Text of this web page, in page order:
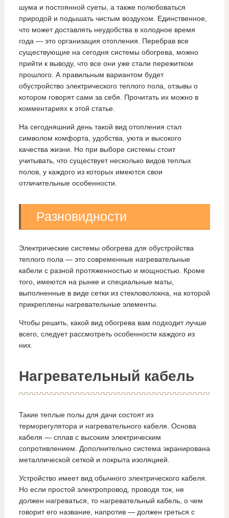
шума и постоянной суеты, а также полюбоваться
природой и подышать чистым воздухом. Единственное,
что может доставлять неудобства в холодное время
года — это организация отопления. Перебрав все
существующие на сегодня системы обогрева, можно
прийти к выводу, что все они уже стали пережитком
прошлого. А правильным вариантом будет
обустройство электрического теплого пола, отзывы о
котором говорят сами за себя. Прочитать их можно в
комментариях к этой статье.
На сегодняшний день такой вид отопления стал
символом комфорта, удобства, уюта и высокого
качества жизни. Но при выборе системы стоит
учитывать, что существует несколько видов теплых
полов, у каждого из которых имеются свои
отличительные особенности.
Разновидности
Электрические системы обогрева для обустройства
теплого пола — это современные нагревательные
кабели с разной протяженностью и мощностью. Кроме
того, имеются на рынке и специальные маты,
выполненные в виде сетки из стекловолокна, на которой
прикреплены нагревательные элементы.
Чтобы решить, какой вид обогрева вам подходит лучше
всего, следует рассмотреть особенности каждого из
них.
Нагревательный кабель
Такие теплые полы для дачи состоят из
терморегулятора и нагревательного кабеля. Основа
кабеля — сплав с высоким электрическим
сопротивлением. Дополнительно система экранирована
металлической сеткой и покрыта изоляцией.
Устройство имеет вид обычного электрического кабеля.
Но если простой электропровод, проводя ток, не
должен нагреваться, то нагревательный кабель, о чем
говорит его название, напротив — должен греться с